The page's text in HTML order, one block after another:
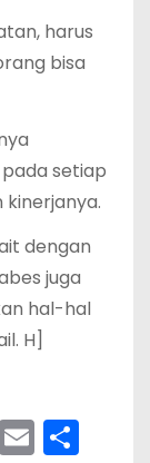
harus
bisa
setiap
kinerjanya.
dengan
juga
hal-hal
H]
E S